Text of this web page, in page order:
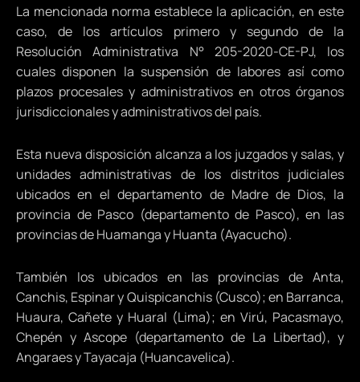
La mencionada norma establece la aplicación, en este
caso, de los artículos primero y segundo de la
Resolución Administrativa N° 205-2020-CE-PJ, los
cuales disponen la suspensión de labores así como
plazos procesales y administrativos en otros órganos
jurisdiccionales y administrativos del país.
Esta nueva disposición alcanza a los juzgados y salas, y
unidades administrativas de los distritos judiciales
ubicados en el departamento de Madre de Dios, la
provincia de Pasco (departamento de Pasco), en las
provincias de Huamanga y Huanta (Ayacucho).
También los ubicados en las provincias de Anta,
Canchis, Espinar y Quispicanchis (Cusco); en Barranca,
Huaura, Cañete y Huaral (Lima); en Virú, Pacasmayo,
Chepén y Ascope (departamento de La Libertad), y
Angaraes y Tayacaja (Huancavelica).